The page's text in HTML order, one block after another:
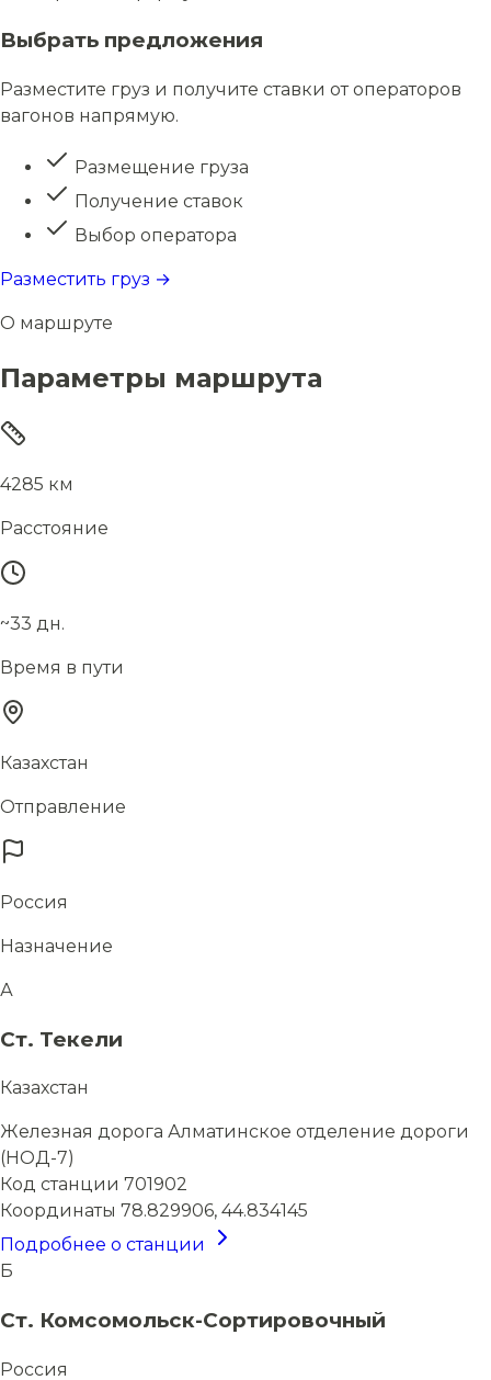
Выбрать предложения
Разместите груз и получите ставки от операторов
вагонов напрямую.
Размещение груза
Получение ставок
Выбор оператора
Разместить груз →
О маршруте
Параметры маршрута
4285 км
Расстояние
~33 дн.
Время в пути
Казахстан
Отправление
Россия
Назначение
А
Ст. Текели
Казахстан
Железная дорога Алматинское отделение дороги
(НОД-7)
Код станции 701902
Координаты 78.829906, 44.834145
Подробнее о станции
Б
Ст. Комсомольск-Сортировочный
Россия